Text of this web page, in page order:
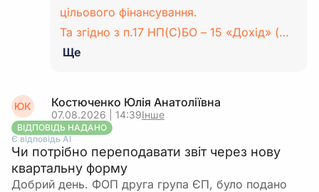
цільового фінансування.
Та згідно з п.17 НП(С)БО – 15 «Дохід» (…
Ще
ЮК Костюченко Юлія Анатоліївна
07.08.2026 | 14:39Інше
ВІДПОВІДЬ НАДАНО
Є відповідь АІ
Чи потрібно переподавати звіт через нову
квартальну форму
Добрий день. ФОП друга група ЄП, було подано